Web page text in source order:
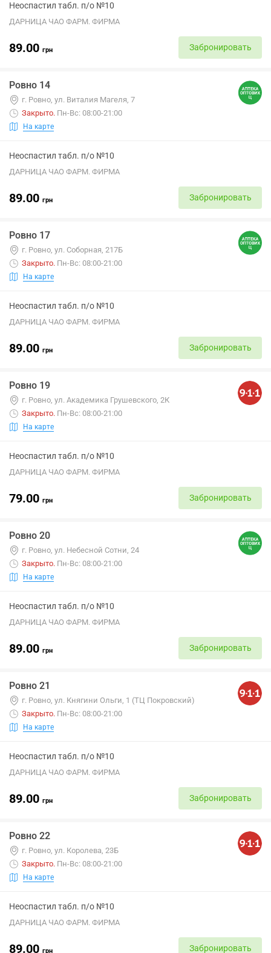
Неоспастил табл. п/о №10
ДАРНИЦА ЧАО ФАРМ. ФИРМА
89.00 грн Забронировать
Ровно 14
г. Ровно, ул. Виталия Магеля, 7
Закрыто. Пн-Вс: 08:00-21:00
На карте
Неоспастил табл. п/о №10
ДАРНИЦА ЧАО ФАРМ. ФИРМА
89.00 грн Забронировать
Ровно 17
г. Ровно, ул. Соборная, 217Б
Закрыто. Пн-Вс: 08:00-21:00
На карте
Неоспастил табл. п/о №10
ДАРНИЦА ЧАО ФАРМ. ФИРМА
89.00 грн Забронировать
Ровно 19
г. Ровно, ул. Академика Грушевского, 2К
Закрыто. Пн-Вс: 08:00-21:00
На карте
Неоспастил табл. п/о №10
ДАРНИЦА ЧАО ФАРМ. ФИРМА
79.00 грн Забронировать
Ровно 20
г. Ровно, ул. Небесной Сотни, 24
Закрыто. Пн-Вс: 08:00-21:00
На карте
Неоспастил табл. п/о №10
ДАРНИЦА ЧАО ФАРМ. ФИРМА
89.00 грн Забронировать
Ровно 21
г. Ровно, ул. Княгини Ольги, 1 (ТЦ Покровский)
Закрыто. Пн-Вс: 08:00-21:00
На карте
Неоспастил табл. п/о №10
ДАРНИЦА ЧАО ФАРМ. ФИРМА
89.00 грн Забронировать
Ровно 22
г. Ровно, ул. Королева, 23Б
Закрыто. Пн-Вс: 08:00-21:00
На карте
Неоспастил табл. п/о №10
ДАРНИЦА ЧАО ФАРМ. ФИРМА
89.00 грн Забронировать